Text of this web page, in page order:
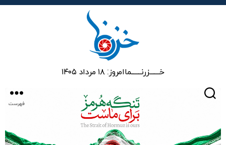
خـــــــزرنـــــــماامروز: ۱۸ مرداد ۱۴۰۵
فهرست